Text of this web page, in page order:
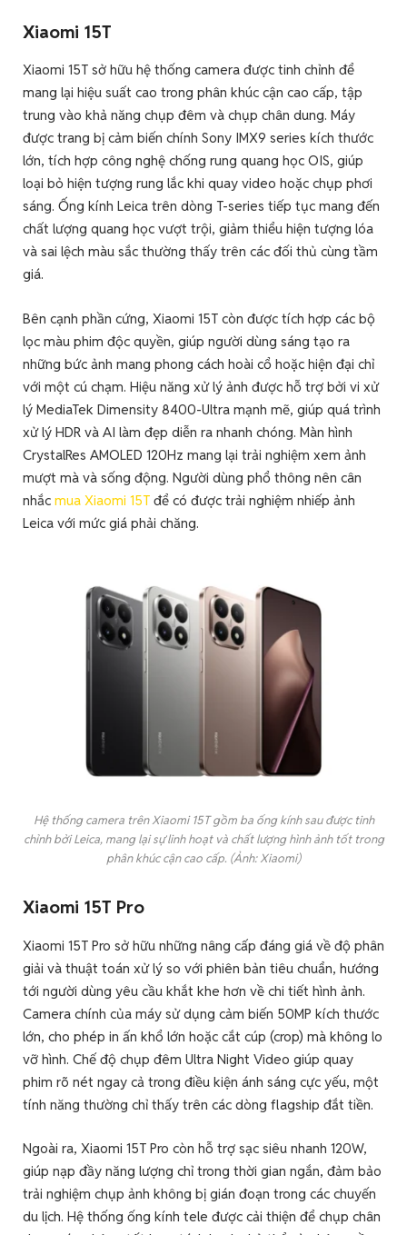
Xiaomi 15T
Xiaomi 15T sở hữu hệ thống camera được tinh chỉnh để
mang lại hiệu suất cao trong phân khúc cận cao cấp, tập
trung vào khả năng chụp đêm và chụp chân dung. Máy
được trang bị cảm biến chính Sony IMX9 series kích thước
lớn, tích hợp công nghệ chống rung quang học OIS, giúp
loại bỏ hiện tượng rung lắc khi quay video hoặc chụp phơi
sáng. Ống kính Leica trên dòng T-series tiếp tục mang đến
chất lượng quang học vượt trội, giảm thiểu hiện tượng lóa
và sai lệch màu sắc thường thấy trên các đối thủ cùng tầm
giá.
Bên cạnh phần cứng, Xiaomi 15T còn được tích hợp các bộ
lọc màu phim độc quyền, giúp người dùng sáng tạo ra
những bức ảnh mang phong cách hoài cổ hoặc hiện đại chỉ
với một cú chạm. Hiệu năng xử lý ảnh được hỗ trợ bởi vi xử
lý MediaTek Dimensity 8400-Ultra mạnh mẽ, giúp quá trình
xử lý HDR và AI làm đẹp diễn ra nhanh chóng. Màn hình
CrystalRes AMOLED 120Hz mang lại trải nghiệm xem ảnh
mượt mà và sống động. Người dùng phổ thông nên cân
nhắc mua Xiaomi 15T để có được trải nghiệm nhiếp ảnh
Leica với mức giá phải chăng.
Hệ thống camera trên Xiaomi 15T gồm ba ống kính sau được tinh
chỉnh bởi Leica, mang lại sự linh hoạt và chất lượng hình ảnh tốt trong
phân khúc cận cao cấp. (Ảnh: Xiaomi)
Xiaomi 15T Pro
Xiaomi 15T Pro sở hữu những nâng cấp đáng giá về độ phân
giải và thuật toán xử lý so với phiên bản tiêu chuẩn, hướng
tới người dùng yêu cầu khắt khe hơn về chi tiết hình ảnh.
Camera chính của máy sử dụng cảm biến 50MP kích thước
lớn, cho phép in ấn khổ lớn hoặc cắt cúp (crop) mà không lo
vỡ hình. Chế độ chụp đêm Ultra Night Video giúp quay
phim rõ nét ngay cả trong điều kiện ánh sáng cực yếu, một
tính năng thường chỉ thấy trên các dòng flagship đắt tiền.
Ngoài ra, Xiaomi 15T Pro còn hỗ trợ sạc siêu nhanh 120W,
giúp nạp đầy năng lượng chỉ trong thời gian ngắn, đảm bảo
trải nghiệm chụp ảnh không bị gián đoạn trong các chuyến
du lịch. Hệ thống ống kính tele được cải thiện để chụp chân